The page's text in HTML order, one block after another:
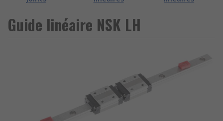
Guide linéaire NSK LH